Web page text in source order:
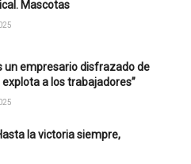
Mascotas
un empresario disfrazado de
a los trabajadores”
la victoria siempre,